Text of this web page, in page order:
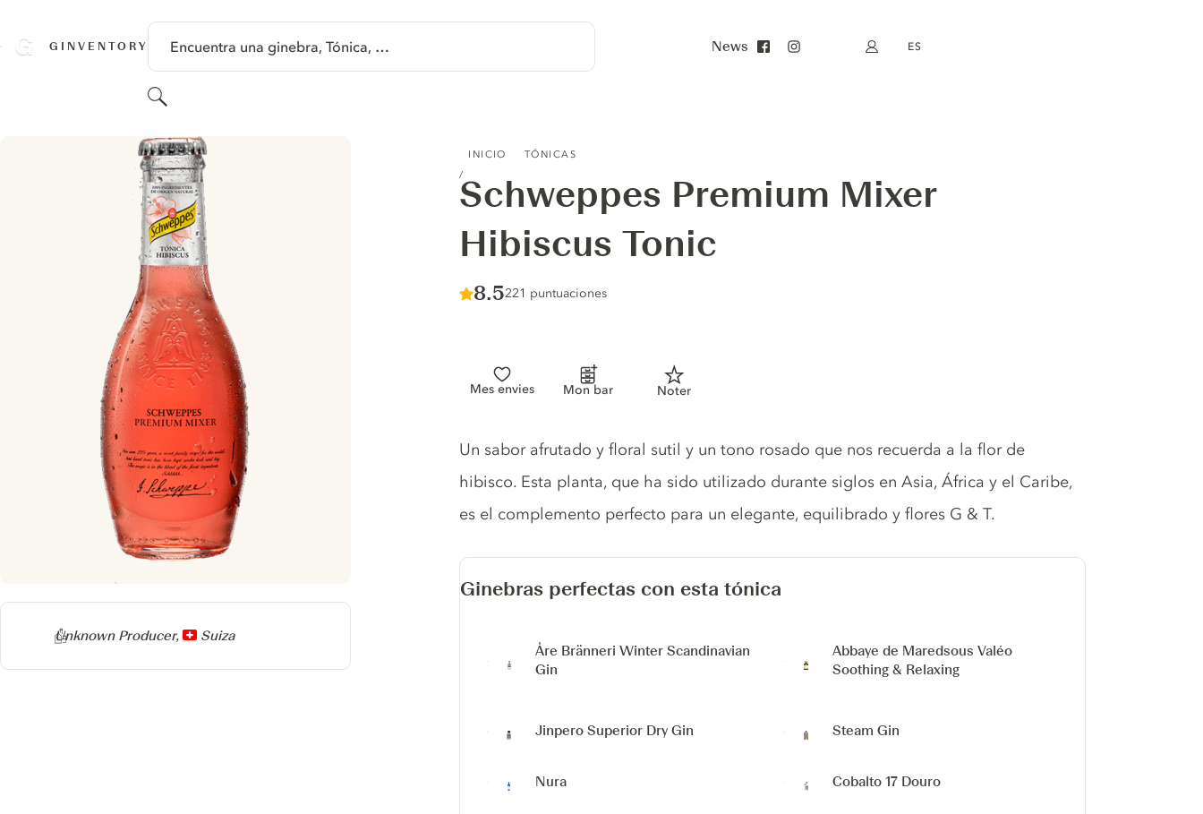
GINVENTORY Encuentra una ginebra, Tónica, …
Buscar
News Mi cuenta
ES
INICIO TÓNICAS
Schweppes Premium Mixer
Hibiscus Tonic
Score :
8.5/ 10
221 puntuaciones
Mes envies Mon bar Noter
Producer
Unknown Producer, Suiza
Tonic description
Un sabor afrutado y floral sutil y un tono rosado que nos recuerda a la flor de
hibisco. Esta planta, que ha sido utilizado durante siglos en Asia, África y el Caribe,
es el complemento perfecto para un elegante, equilibrado y flores G & T.
Ginebras perfectas con esta tónica
Åre Bränneri Winter Scandinavian
Gin
Abbaye de Maredsous Valéo
Soothing & Relaxing
Jinpero Superior Dry Gin Steam Gin
Nura Cobalto 17 Douro